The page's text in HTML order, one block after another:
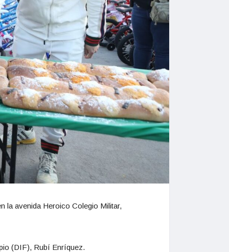
la avenida Heroico Colegio Militar,
(DIF), Rubí Enríquez.